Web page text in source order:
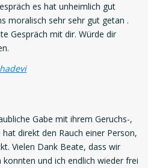
es hat unheimlich gut
moralisch sehr sehr gut getan .
Gespräch mit dir. Würde dir
Gabe mit ihrem Geruchs-,
direkt den Rauch einer Person,
Vielen Dank Beate, dass wir
und ich endlich wieder frei